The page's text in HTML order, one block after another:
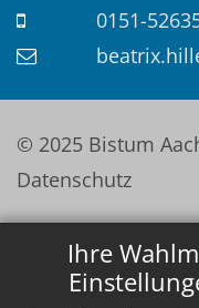
Ihre
0151-
© 2025 Bistum
Datenschutz